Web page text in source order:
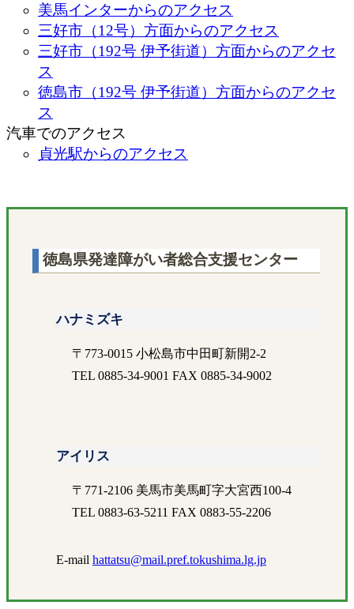
美馬インターからのアクセス
三好市（12号）方面からのアクセス
三好市（192号 伊予街道）方面からのアクセ
ス
徳島市（192号 伊予街道）方面からのアクセ
ス
汽車でのアクセス
貞光駅からのアクセス
徳島県発達障がい者総合支援センター
ハナミズキ
〒773-0015 小松島市中田町新開2-2
TEL 0885-34-9001 FAX 0885-34-9002
アイリス
〒771-2106 美馬市美馬町字大宮西100-4
TEL 0883-63-5211 FAX 0883-55-2206
E-mail hattatsu@mail.pref.tokushima.lg.jp